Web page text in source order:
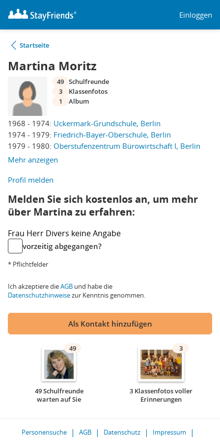
Einloggen
Startseite
Martina Moritz
1968 - 1974: Uckermark-Grundschule, Berlin
1974 - 1979: Friedrich-Bayer-Oberschule, Berlin
1979 - 1980: Oberstufenzentrum Bürowirtschaft I, Berlin
Mehr anzeigen
49 Schulfreunde
3
Klassenfotos
1
Album
Profil melden
Melden Sie sich kostenlos an, um mehr
über Martina zu erfahren:
Frau Herr Divers keine Angabe
vorzeitig abgegangen?
* Pflichtfelder
Ich akzeptiere dieAGB und habe die
Datenschutzhinweisezur Kenntnis genommen.
Als Kontakt hinzufügen
49
49 Schulfreunde
warten auf Sie
3
3 Klassenfotos voller
Erinnerungen
Personensuche AGB Datenschutz
Impressum